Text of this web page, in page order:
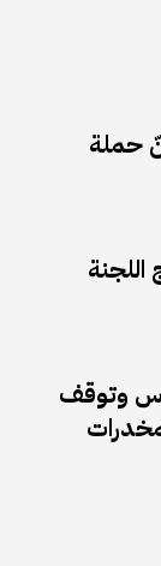
حملة
قرص مهلوس وتوقف